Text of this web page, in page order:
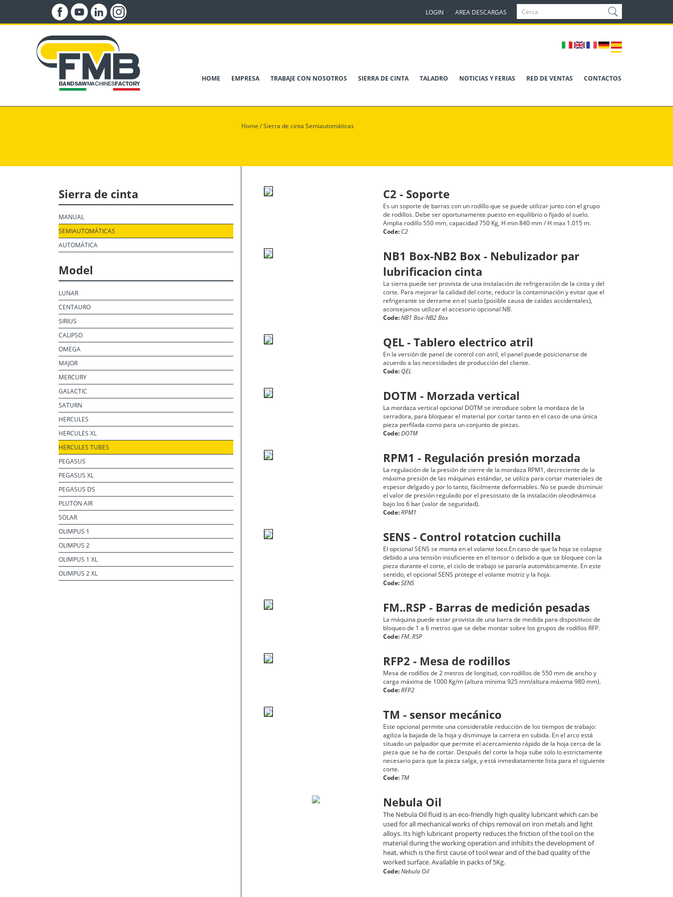
LOGIN AREA DESCARGAS
HOME EMPRESA TRABAJE CON NOSOTROS SIERRA DE CINTA TALADRO NOTICIAS Y FERIAS RED DE VENTAS CONTACTOS
Home /Sierra de cinta Semiautomáticas
Sierra de cinta
MANUAL
SEMIAUTOMÁTICAS
AUTOMÁTICA
Model
LUNAR
CENTAURO
SIRIUS
CALIPSO
OMEGA
MAJOR
MERCURY
GALACTIC
SATURN
HERCULES
HERCULES XL
HERCULES TUBES
PEGASUS
PEGASUS XL
PEGASUS DS
PLUTON AIR
SOLAR
OLIMPUS 1
OLIMPUS 2
OLIMPUS 1 XL
OLIMPUS 2 XL
C2 - Soporte
Es un soporte de barras con un rodillo que se puede utilizar junto con el grupo
de rodillos. Debe ser oportunamente puesto en equilibrio o fijado al suelo.
Amplia rodillo 550 mm, capacidad 750 Kg, H min 840 mm / H max 1.015 m.
Code: C2
NB1 Box-NB2 Box - Nebulizador par
lubrificacion cinta
La sierra puede ser provista de una instalación de refrigeración de la cinta y del
corte. Para mejorar la calidad del corte, reducir la contaminación y evitar que el
refrigerante se derrame en el suelo (posible causa de caídas accidentales),
aconsejamos utilizar el accesorio opcional NB.
Code:NB1 Box-NB2 Box
QEL - Tablero electrico atril
En la versión de panel de control con atril, el panel puede posicionarse de
acuerdo a las necesidades de producción del cliente.
Code: QEL
DOTM - Morzada vertical
La mordaza vertical opcional DOTM se introduce sobre la mordaza de la
serradora, para bloquear el material por cortar tanto en el caso de una única
pieza perfilada como para un conjunto de piezas.
Code:DOTM
RPM1 - Regulación presión morzada
La regulación de la presión de cierre de la mordaza RPM1, decreciente de la
máxima presión de las máquinas estándar, se utiliza para cortar materiales de
espesor delgado y por lo tanto, fácilmente deformables. No se puede disminuir
el valor de presión regulado por el presostato de la instalación oleodinámica
bajo los 6 bar (valor de seguridad).
Code:RPM1
SENS - Control rotatcion cuchilla
El opcional SENS se monta en el volante loco.En caso de que la hoja se colapse
debido a una tensión insuficiente en el tensor o debido a que se bloquee con la
pieza durante el corte, el ciclo de trabajo se pararía automáticamente. En este
sentido, el opcional SENS protege el volante motriz y la hoja.
Code:SENS
FM..RSP - Barras de medición pesadas
La máquina puede estar provista de una barra de medida para dispositivos de
bloqueo de 1 a 6 metros que se debe montar sobre los grupos de rodillos RFP.
Code:FM..RSP
RFP2 - Mesa de rodillos
Mesa de rodillos de 2 metros de longitud, con rodillos de 550 mm de ancho y
carga máxima de 1000 Kg/m (altura mínima 925 mm/altura máxima 980 mm).
Code:RFP2
TM - sensor mecánico
Este opcional permite una considerable reducción de los tiempos de trabajo:
agiliza la bajada de la hoja y disminuye la carrera en subida. En el arco está
situado un palpador que permite el acercamiento rápido de la hoja cerca de la
pieza que se ha de cortar. Después del corte la hoja sube solo lo estrictamente
necesario para que la pieza salga, y está inmediatamente lista para el siguiente
corte.
Code: TM
Nebula Oil
The Nebula Oil fluid is an eco-friendly high quality lubricant which can be
used for all mechanical works of chips removal on iron metals and light
alloys. Its high lubricant property reduces the friction of the tool on the
material during the working operation and inhibits the development of
heat, which is the first cause of tool wear and of the bad quality of the
worked surface. Available in packs of 5Kg.
Code:Nebula Oil